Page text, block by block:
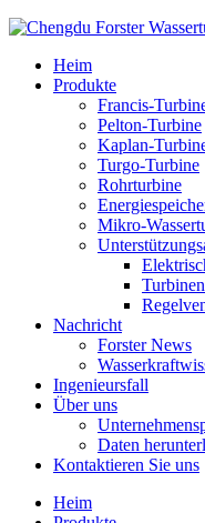
Heim
Produkte
Francis-
Pelton-Turbine
Kaplan-
Turgo-Turbine
Rohrturbine
Mikro-
Nachricht
Forster News
Ingenieursfall
Über uns
Daten
Kontaktieren Sie uns
Heim